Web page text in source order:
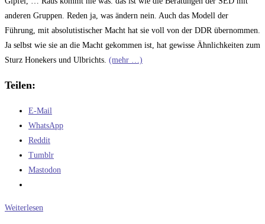
anderen Gruppen. Reden ja, was ändern nein. Auch das Modell der
Führung, mit absolutistischer Macht hat sie voll von der DDR übernommen.
Ja selbst wie sie an die Macht gekommen ist, hat gewisse Ähnlichkeiten zum
Sturz Honekers und Ulbrichts. (mehr …)
Teilen:
E-Mail
WhatsApp
Reddit
Tumblr
Mastodon
Weiterlesen